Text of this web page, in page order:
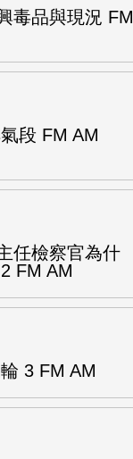
毒品與現況 FM
段 FM AM
任檢察官為什
FM AM
3 FM AM